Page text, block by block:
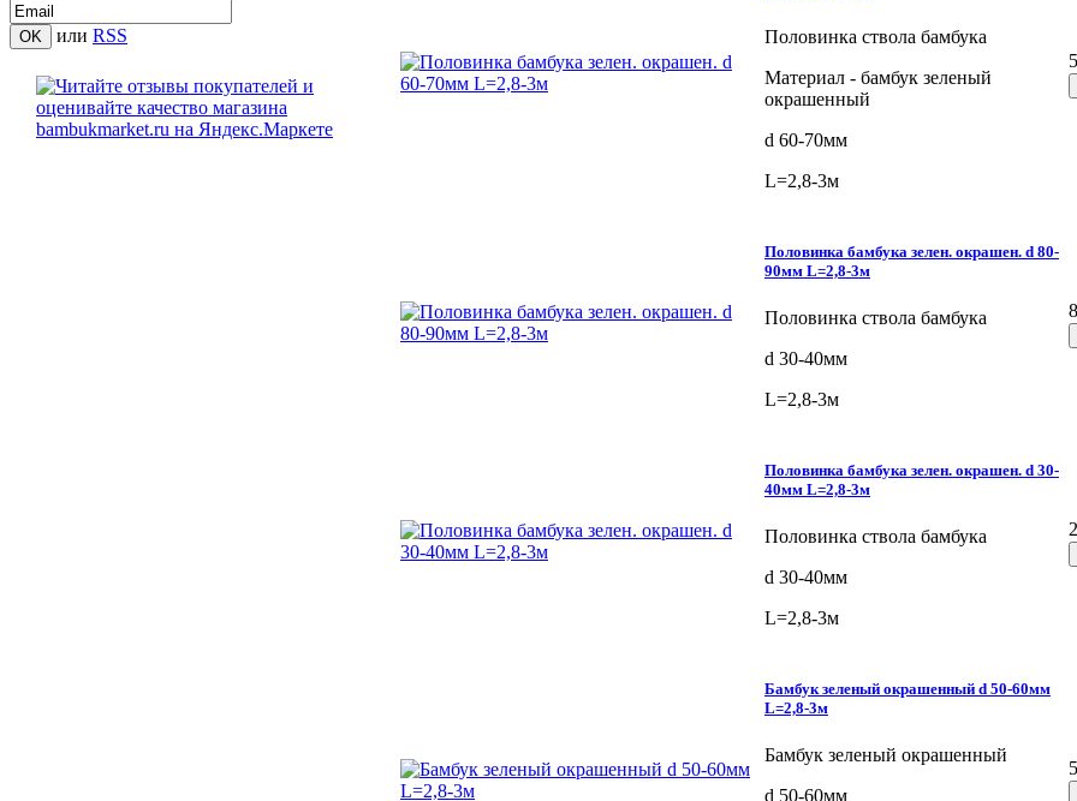
или RSS
Половинка ствола бамбука
Материал - бамбук зеленый
окрашенный
d 60-70мм
L=2,8-3м
Половинка бамбука зелен. окрашен. d 80-
90мм L=2,8-3м
Половинка ствола бамбука
d 30-40мм
L=2,8-3м
Половинка бамбука зелен. окрашен. d 30-
40мм L=2,8-3м
Половинка ствола бамбука
d 30-40мм
L=2,8-3м
Бамбук зеленый окрашенный d 50-60мм
L=2,8-3м
Бамбук зеленый окрашенный
d 50-60мм